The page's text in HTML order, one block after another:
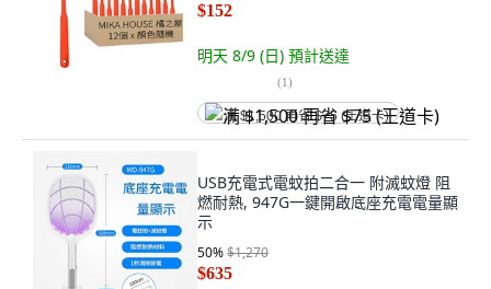
$152
明天 8/9 (日) 預計送達
(1)
满 $1,500 再省 $75 (王道卡)
USB充電式電蚊拍二合一 附滅蚊燈 阻
燃耐熱, 947G一鍵開啟底座充電電量顯
示
50%$1,270
$635